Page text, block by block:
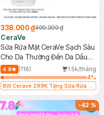
338.000 ₫490.000 ₫
CeraVe
Sữa Rửa Mặt CeraVe Sạch Sâu
Cho Da Thường Đến Da Dầu
473ml
4.9 (116)
1.5k/tháng
4%
Bill Cerave 299K Tặng Sữa Rửa
-42%